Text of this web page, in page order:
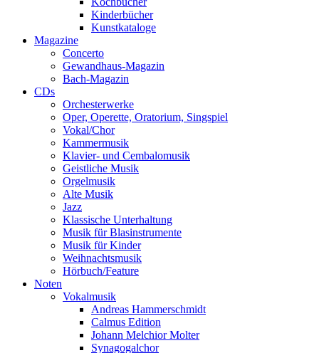
Kinderbücher
Kunstkataloge
Magazine
Concerto
Gewandhaus-Magazin
Bach-Magazin
CDs
Orchesterwerke
Oper, Operette, Oratorium, Singspiel
Vokal/Chor
Kammermusik
Klavier- und Cembalomusik
Geistliche Musik
Orgelmusik
Alte Musik
Jazz
Klassische Unterhaltung
Musik für Blasinstrumente
Musik für Kinder
Weihnachtsmusik
Hörbuch/Feature
Noten
Vokalmusik
Andreas Hammerschmidt
Calmus Edition
Johann Melchior Molter
Synagogalchor